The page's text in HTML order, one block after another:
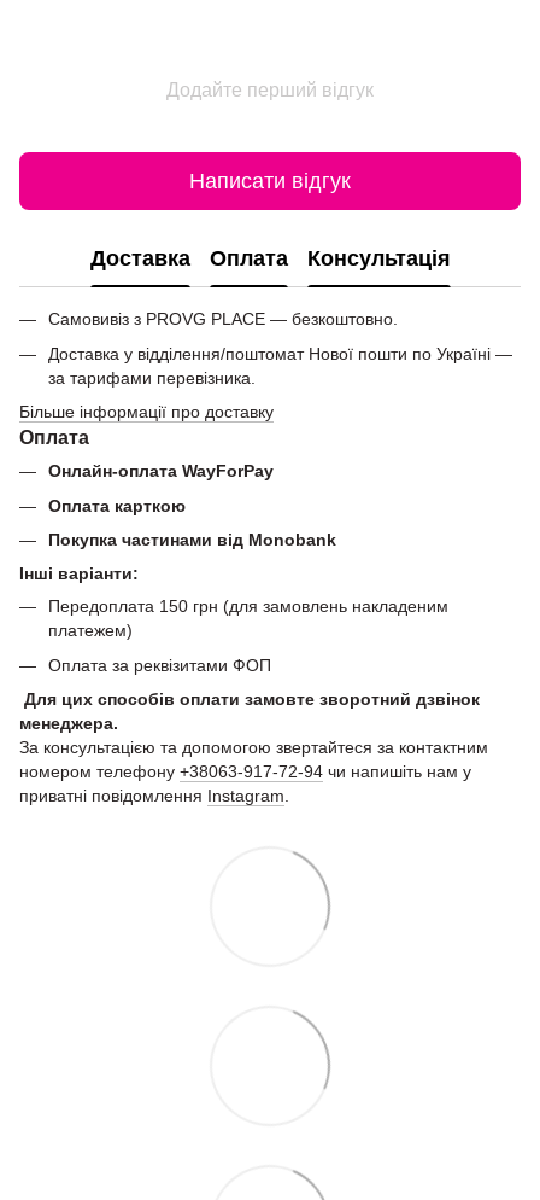
Додайте перший відгук
Написати відгук
Доставка Оплата Консультація
Самовивіз з PROVG PLACE — безкоштовно.
Доставка у відділення/поштомат Нової пошти по Україні —
за тарифами перевізника.
Більше інформації про доставку
Оплата
Онлайн-оплата WayForPay
Оплата карткою
Покупка частинами від Monobank
Інші варіанти:
Передоплата 150 грн (для замовлень накладеним
платежем)
Оплата за реквізитами ФОП
Для цих способів оплати замовте зворотний дзвінок
менеджера.
За консультацією та допомогою звертайтеся за контактним
номером телефону +38063-917-72-94 чи напишіть нам у
приватні повідомлення Instagram